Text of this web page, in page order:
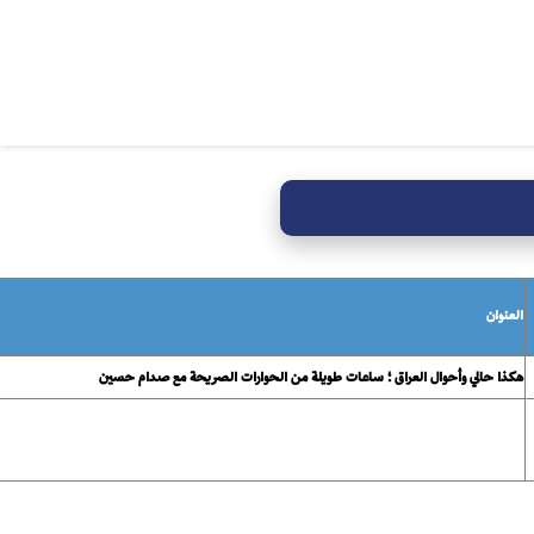
العنوان
هكذا حالي وأحوال العراق ؛ ساعات طويلة من الحوارات الصريحة مع صدام حسين